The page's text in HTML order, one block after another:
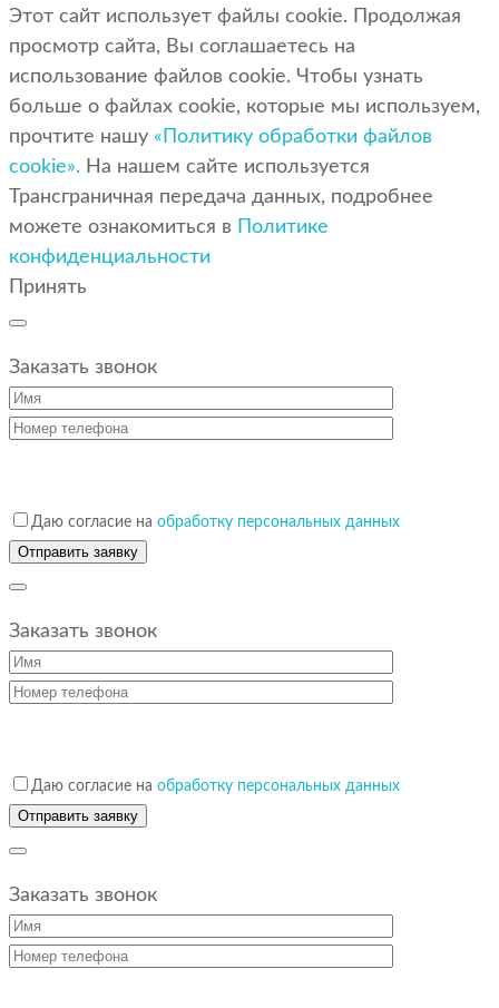
Этот сайт использует файлы cookie. Продолжая
просмотр сайта, Вы соглашаетесь на
использование файлов cookie. Чтобы узнать
больше о файлах cookie, которые мы используем,
прочтите нашу «Политику обработки файлов
cookie». На нашем сайте используется
Трансграничная передача данных, подробнее
можете ознакомиться в Политике
конфиденциальности
Принять
Заказать звонок
Даю согласие на обработку персональных данных
Заказать звонок
Даю согласие на обработку персональных данных
Заказать звонок